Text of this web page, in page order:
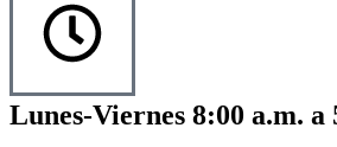
Lunes-Viernes 8:00 a.m. a